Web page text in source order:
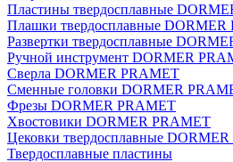
Пластины твердосплавные
Плашки твердосплавные DORMER
Развертки твердосплавные
Ручной инструмент DORMER
Сверла DORMER PRAMET
Сменные головки DORMER
Фрезы DORMER PRAMET
Хвостовики DORMER PRAMET
Цековки твердосплавные
Твердосплавные пластины